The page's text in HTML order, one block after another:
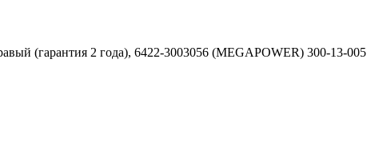
(гарантия 2 года), 6422-3003056 (MEGAPOWER) 300-13-005